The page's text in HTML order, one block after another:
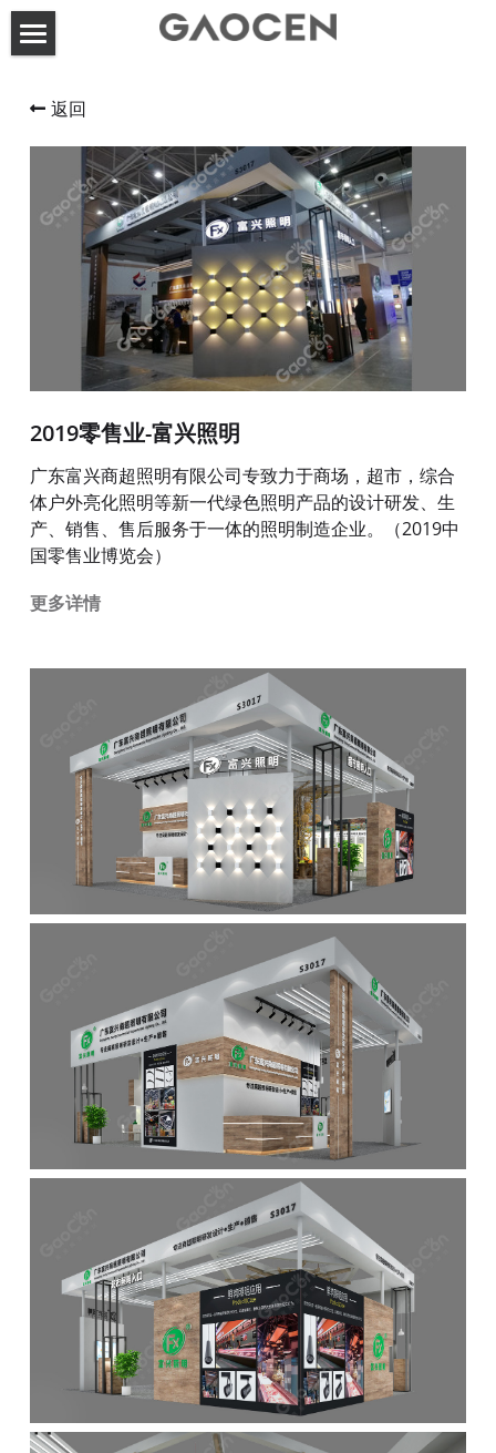
关于高呈
服务案例
展台设计搭建
活动策划执行
联系方式
搜索
返回
2019零售业-富兴照明
广东富兴商超照明有限公司专致力于商场，超市，综合
体户外亮化照明等新一代绿色照明产品的设计研发、生
产、销售、售后服务于一体的照明制造企业。（2019中
国零售业博览会）
更多详情